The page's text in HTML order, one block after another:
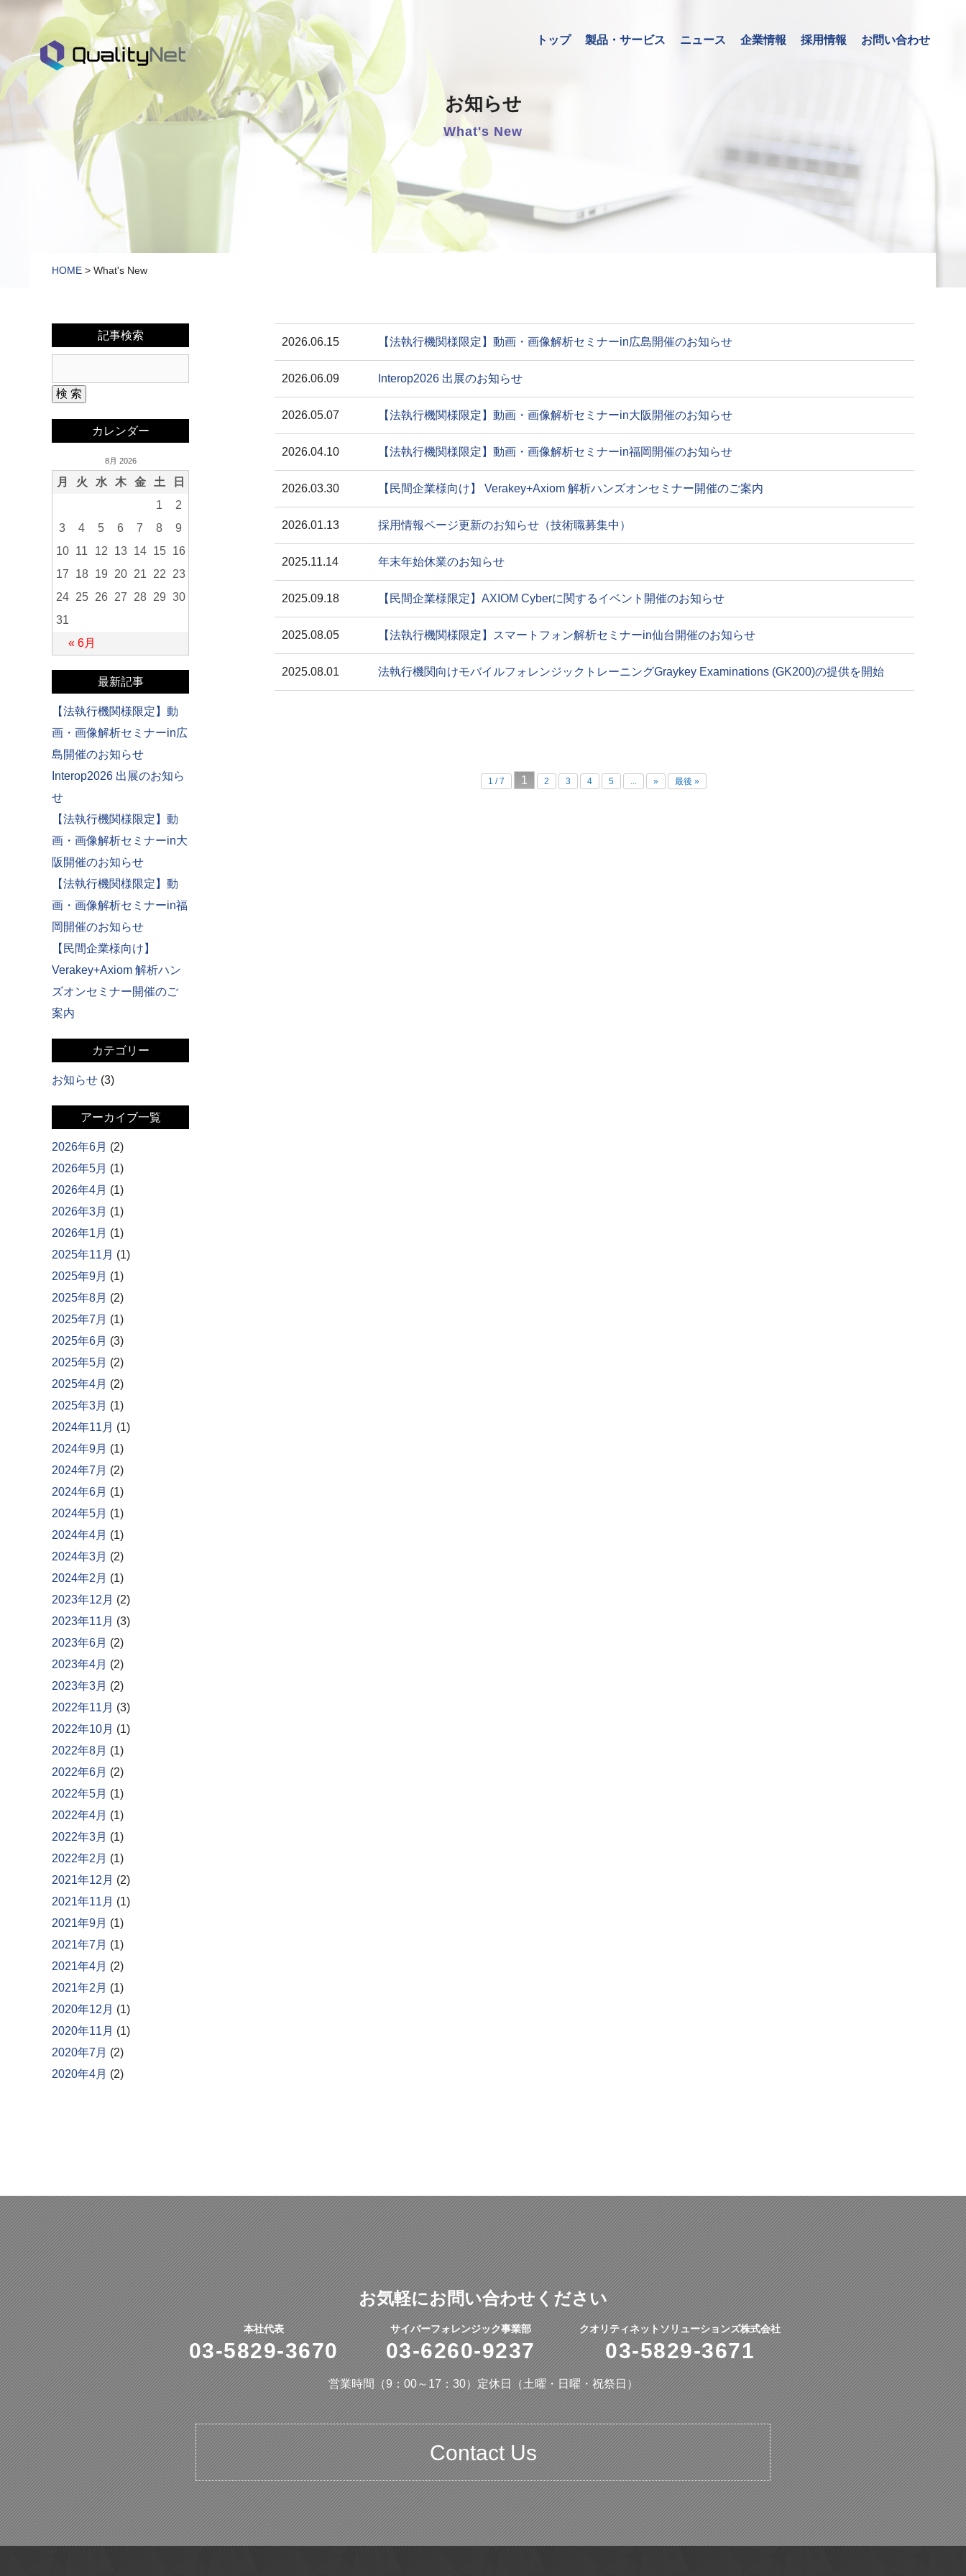
QualityNet
トップ 製品・サービス ニュース 企業情報 採用情報 お問い合わせ
お知らせ
What's New
HOME > What's New
2026.06.15 【法執行機関様限定】動画・画像解析セミナーin広島開催のお知らせ
2026.06.09 Interop2026 出展のお知らせ
2026.05.07 【法執行機関様限定】動画・画像解析セミナーin大阪開催のお知らせ
2026.04.10 【法執行機関様限定】動画・画像解析セミナーin福岡開催のお知らせ
2026.03.30 【民間企業様向け】 Verakey+Axiom 解析ハンズオンセミナー開催のご案内
2026.01.13 採用情報ページ更新のお知らせ（技術職募集中）
2025.11.14 年末年始休業のお知らせ
2025.09.18 【民間企業様限定】AXIOM Cyberに関するイベント開催のお知らせ
2025.08.05 【法執行機関様限定】スマートフォン解析セミナーin仙台開催のお知らせ
2025.08.01 法執行機関向けモバイルフォレンジックトレーニングGraykey Examinations (GK200)の提供を開始
1 / 7 1 2 3 4 5 ... » 最後 »
記事検索
カレンダー
8月 2026
月 火 水 木 金 土 日
« 6月
1
2
3
4 5 6 7 8
9
10
11 12 13 14 15
16
17
18 19 20 21 22
23
24
25 26 27 28 29 30
31
最新記事
【法執行機関様限定】動
画・画像解析セミナーin広
島開催のお知らせ
Interop2026 出展のお知ら
せ
【法執行機関様限定】動
画・画像解析セミナーin大
阪開催のお知らせ
【法執行機関様限定】動
画・画像解析セミナーin福
岡開催のお知らせ
【民間企業様向け】
Verakey+Axiom 解析ハン
ズオンセミナー開催のご
案内
カテゴリー
お知らせ (3)
アーカイブ一覧
2026年6月 (2)
2026年5月 (1)
2026年4月 (1)
2026年3月 (1)
2026年1月 (1)
2025年11月 (1)
2025年9月 (1)
2025年8月 (2)
2025年7月 (1)
2025年6月 (3)
2025年5月 (2)
2025年4月 (2)
2025年3月 (1)
2024年11月 (1)
2024年9月 (1)
2024年7月 (2)
2024年6月 (1)
2024年5月 (1)
2024年4月 (1)
2024年3月 (2)
2024年2月 (1)
2023年12月 (2)
2023年11月 (3)
2023年6月 (2)
2023年4月 (2)
2023年3月 (2)
2022年11月 (3)
2022年10月 (1)
2022年8月 (1)
2022年6月 (2)
2022年5月 (1)
2022年4月 (1)
2022年3月 (1)
2022年2月 (1)
2021年12月 (2)
2021年11月 (1)
2021年9月 (1)
2021年7月 (1)
2021年4月 (2)
2021年2月 (1)
2020年12月 (1)
2020年11月 (1)
2020年7月 (2)
2020年4月 (2)
お気軽にお問い合わせください
本社代表
03-5829-3670
サイバーフォレンジック事業部
03-6260-9237
クオリティネットソリューションズ株式会社
03-5829-3671
営業時間（9：00～17：30）定休日（土曜・日曜・祝祭日）
Contact Us